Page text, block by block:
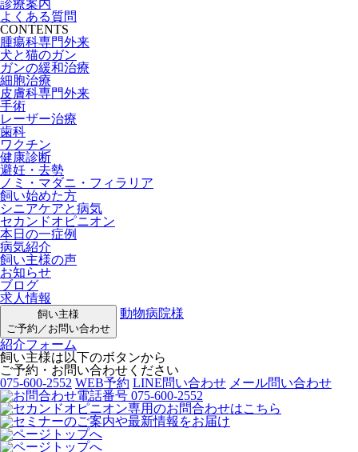
診療案内
よくある質問
CONTENTS
腫瘍科専門外来
犬と猫のガン
ガンの緩和治療
細胞治療
皮膚科専門外来
手術
レーザー治療
歯科
ワクチン
健康診断
避妊・去勢
ノミ・マダニ・フィラリア
飼い始めた方
シニアケアと病気
セカンドオピニオン
本日の一症例
病気紹介
飼い主様の声
お知らせ
ブログ
求人情報
飼い主様
ご予約／お問い合わせ
動物病院様
紹介フォーム
飼い主様は以下のボタンから
ご予約・お問い合わせください
075-600-2552 WEB予約 LINE問い合わせ メール問い合わせ